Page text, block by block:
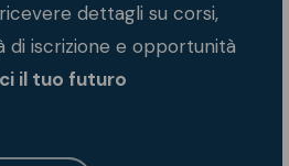
dettagli su corsi,
di iscrizione e opportunità
il tuo futuro